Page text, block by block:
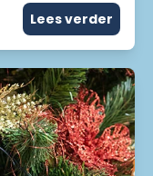
Lees verder